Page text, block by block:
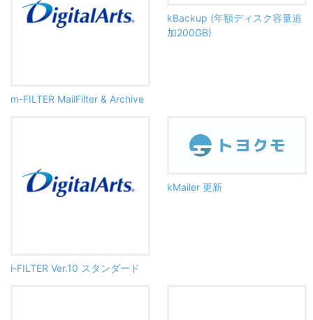
m-FILTER MailFilter & Archive
kBackup (年額ディスク容量追
加200GB)
i-FILTER Ver.10 スタンダード
kMailer 更新